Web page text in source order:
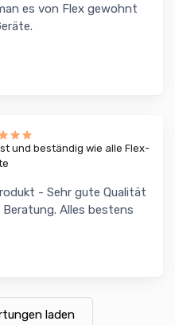
es von Flex gewohnt
und beständig wie alle Flex-
- Sehr gute Qualität
Alles bestens
laden